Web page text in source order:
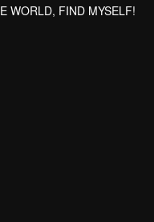
WORLD, FIND MYSELF!